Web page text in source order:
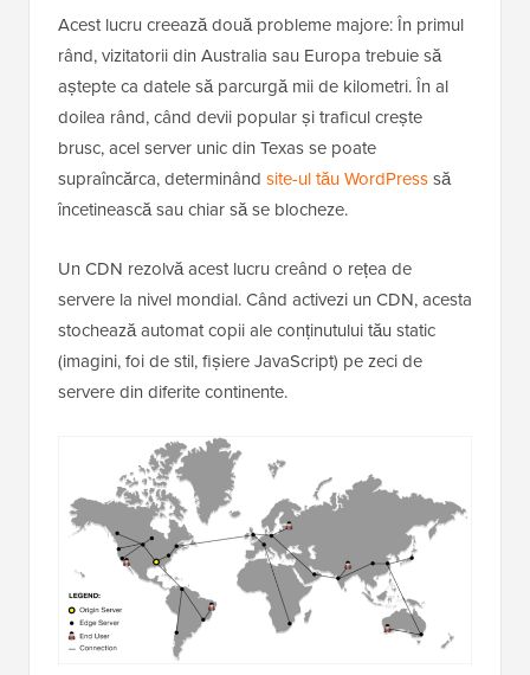
Acest lucru creează două probleme majore: În primul
rând, vizitatorii din Australia sau Europa trebuie să
aștepte ca datele să parcurgă mii de kilometri. În al
doilea rând, când devii popular și traficul crește
brusc, acel server unic din Texas se poate
supraîncărca, determinând site-ul tău WordPresssă
încetinească sau chiar să se blocheze.
Un CDN rezolvă acest lucru creând o rețea de
servere la nivel mondial. Când activezi un CDN, acesta
stochează automat copii ale conținutului tău static
(imagini, foi de stil, fișiere JavaScript) pe zeci de
servere din diferite continente.